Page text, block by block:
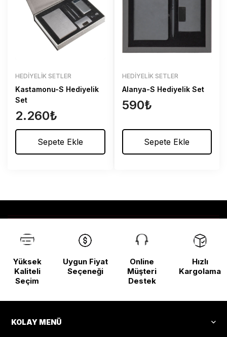
HEDIYELIK SETLER
Kastamonu-S Hediyelik
Set
2.260₺
Sepete Ekle
HEDIYELIK SETLER
Alanya-S Hediyelik Set
590₺
Sepete Ekle
Yüksek
Kaliteli
Seçim
Uygun Fiyat
Seçeneği
Online
Müşteri
Destek
Hızlı
Kargolama
KOLAY MENÜ